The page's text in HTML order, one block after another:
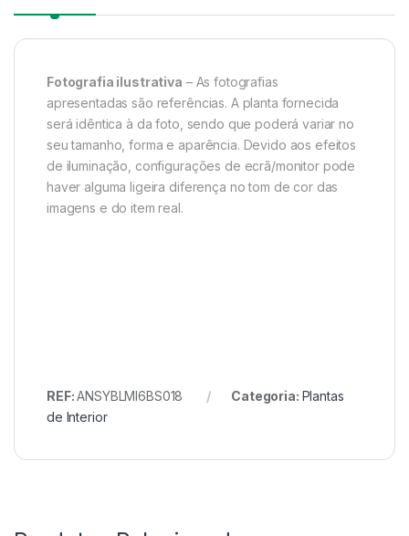
Fotografia ilustrativa – As fotografias
apresentadas são referências. A planta fornecida
será idêntica à da foto, sendo que poderá variar no
seu tamanho, forma e aparência. Devido aos efeitos
de iluminação, configurações de ecrã/monitor pode
haver alguma ligeira diferença no tom de cor das
imagens e do item real.
REF:ANSYBLMI6BS018 Categoria: Plantas
de Interior